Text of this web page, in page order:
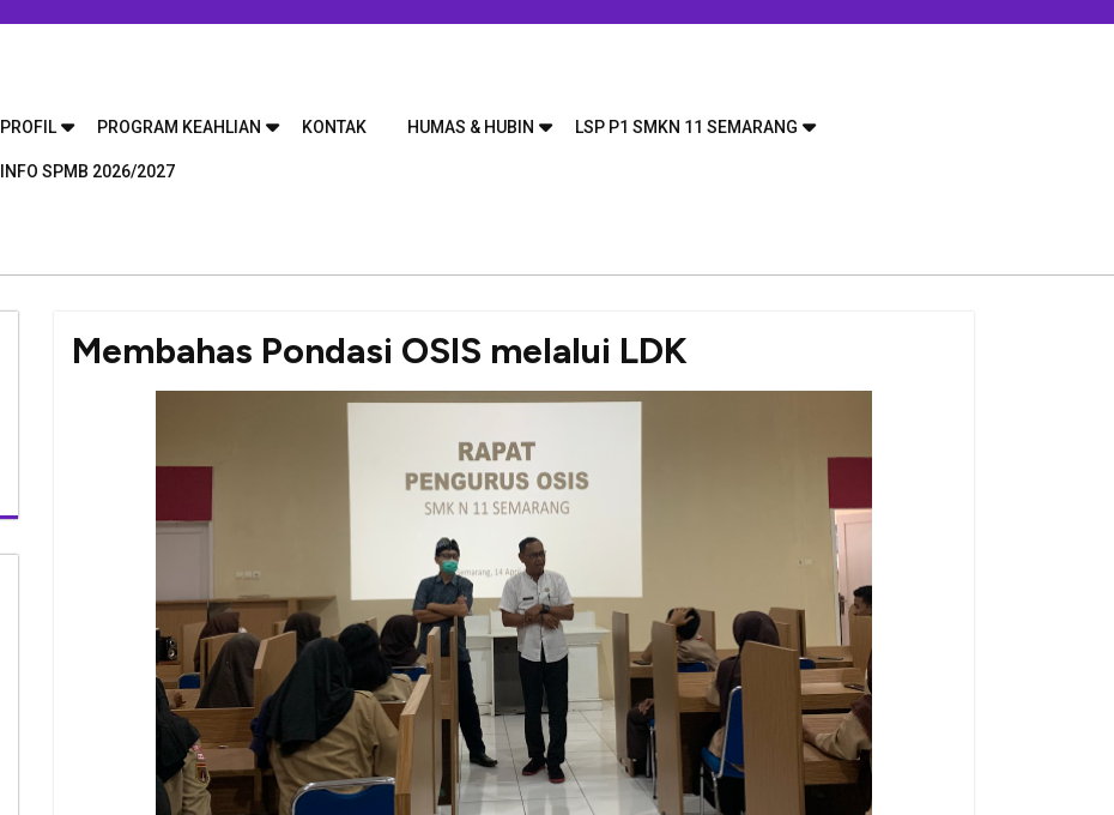
PROFIL PROGRAM KEAHLIAN KONTAK HUMAS & HUBIN LSP P1 SMKN 11 SEMARANG
INFO SPMB 2026/2027
Membahas Pondasi OSIS melalui LDK